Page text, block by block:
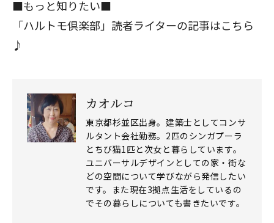
■もっと知りたい■
「ハルトモ倶楽部」読者ライターの記事はこちら
♪
カオルコ
東京都杉並区出身。建築士としてコンサ
ルタント会社勤務。2匹のシンガプーラ
とちび猫1匹と次女と暮らしています。
ユニバーサルデザインとしての家・街な
どの空間について学びながら発信したい
です。また現在3拠点生活をしているの
でその暮らしについても書きたいです。